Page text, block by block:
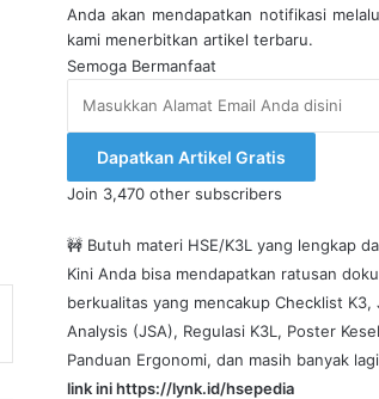
Anda akan mendapatkan notifikasi
kami menerbitkan artikel terbaru.
Semoga Bermanfaat
Alamat
Anda
disini
Dapatkan Artikel Gratis
Join 3,470 other subscribers
🚧 Butuh materi HSE/K3L yang lengkap
Kini Anda bisa mendapatkan ratusan
berkualitas yang mencakup Checklist K3,
Analysis (JSA), Regulasi K3L, Poster
Panduan Ergonomi, dan masih banyak
link inihttps://lynk.id/hsepedia